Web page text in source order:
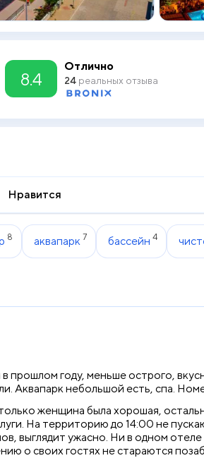
8.4
Отлично
24 реальных отзыва
Нравится
8 аквапарк 7 бассейн 4
прошлом году, меньше острого,
Аквапарк небольшой есть, спа.
женщина была хорошая,
На территорию до 14:00 не
выглядит ужасно. Ни в одном
о своих гостях не стараются